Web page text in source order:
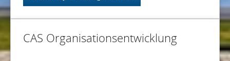
CAS Organisationsentwicklung